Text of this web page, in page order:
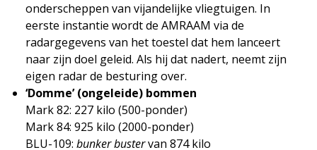
onderscheppen van vijandelijke vliegtuigen. In
eerste instantie wordt de AMRAAM via de
radargegevens van het toestel dat hem lanceert
naar zijn doel geleid. Als hij dat nadert, neemt zijn
eigen radar de besturing over.
‘Domme’ (ongeleide) bommen
Mark 82: 227 kilo (500-ponder)
Mark 84: 925 kilo (2000-ponder)
BLU-109: bunker bustervan 874 kilo